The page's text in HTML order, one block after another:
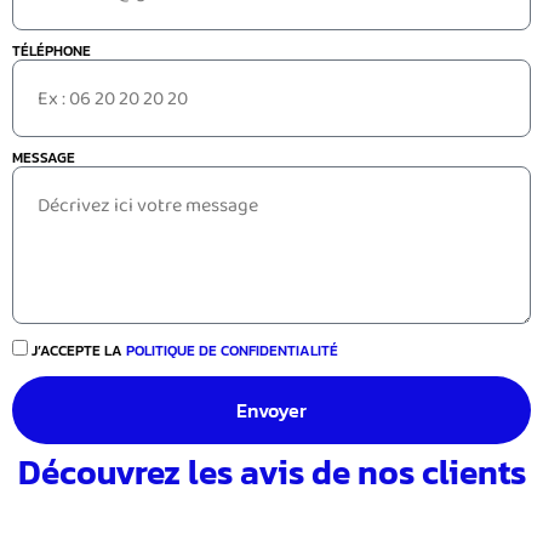
TÉLÉPHONE
MESSAGE
J’ACCEPTE LA POLITIQUE DE CONFIDENTIALITÉ
Envoyer
Découvrez les avis de nos clients